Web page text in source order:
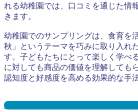
れる幼稚園では、口コミを通じた情
きます。
幼稚園でのサンプリングは、食育を
秋」というテーマを巧みに取り入れ
す。子どもたちにとって楽しく学べ
に対しても商品の価値を理解しても
認知度と好感度を高める効果的な手
幼稚園サンプリングとは？メリット